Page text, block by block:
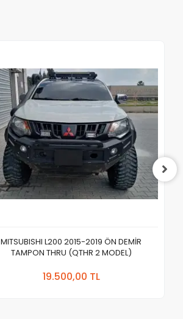
MITSUBISHI L200 2015-2019 ÖN DEMİR
TAMPON THRU (QTHR 2 MODEL)
19.500,00 TL